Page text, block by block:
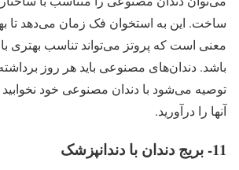
ساخت. این به استخوان فک زمان می‌دهد تا
معنی است که پروتز می‌تواند تناسب بهتری
باشد. دندان‌های مصنوعی باید هر روز
توصیه می‌شود با دندان مصنوعی خود
آنها را درآورید.
11- بریج دندان با دندانپزشک